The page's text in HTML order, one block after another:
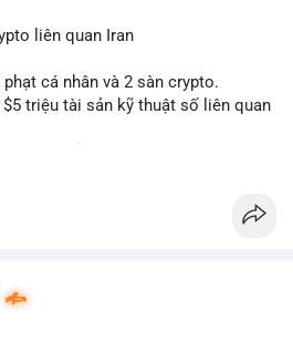
liên quan Iran
phạt cá nhân và 2 sàn crypto.
triệu tài sản kỹ thuật số liên quan
crypto, tăng áp lực pháp lý.